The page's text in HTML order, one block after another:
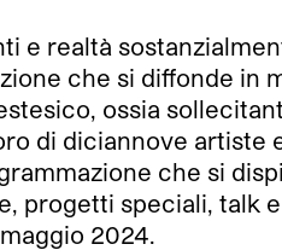
e realtà
che si diffonde in
ossia
di diciannove artiste
che si
progetti speciali, talk
2024.